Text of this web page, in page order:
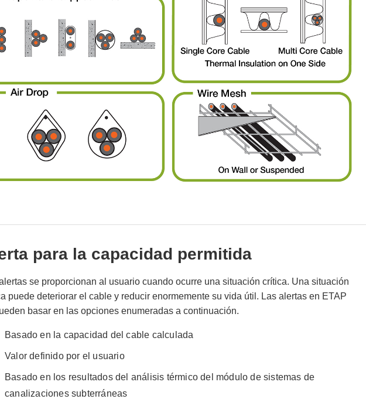
para la capacidad permitida
se proporcionan al usuario cuando ocurre una situación crítica. Una situación
puede deteriorar el cable y reducir enormemente su vida útil. Las alertas en ETAP
basar en las opciones enumeradas a continuación.
Basado en la capacidad del cable calculada
Valor definido por el usuario
Basado en los resultados del análisis térmico del módulo de sistemas de
canalizaciones subterráneas